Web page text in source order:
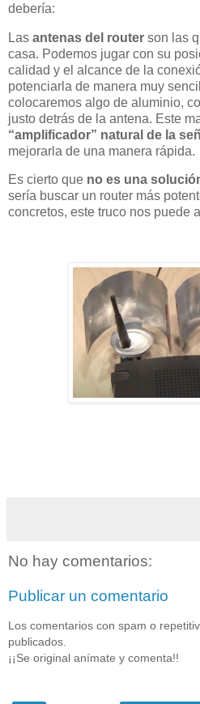
debería:
Las antenas del router son las
casa. Podemos jugar con su
calidad y el alcance de la
potenciarla de manera muy
colocaremos algo de aluminio,
justo detrás de la antena. Este
“amplificador” natural de la
mejorarla de una manera rápida.
Es cierto que no es una
sería buscar un router más
concretos, este truco nos puede
No hay comentarios:
Publicar un comentario
Los comentarios con spam o
publicados.
¡¡Se original anímate y comenta!!